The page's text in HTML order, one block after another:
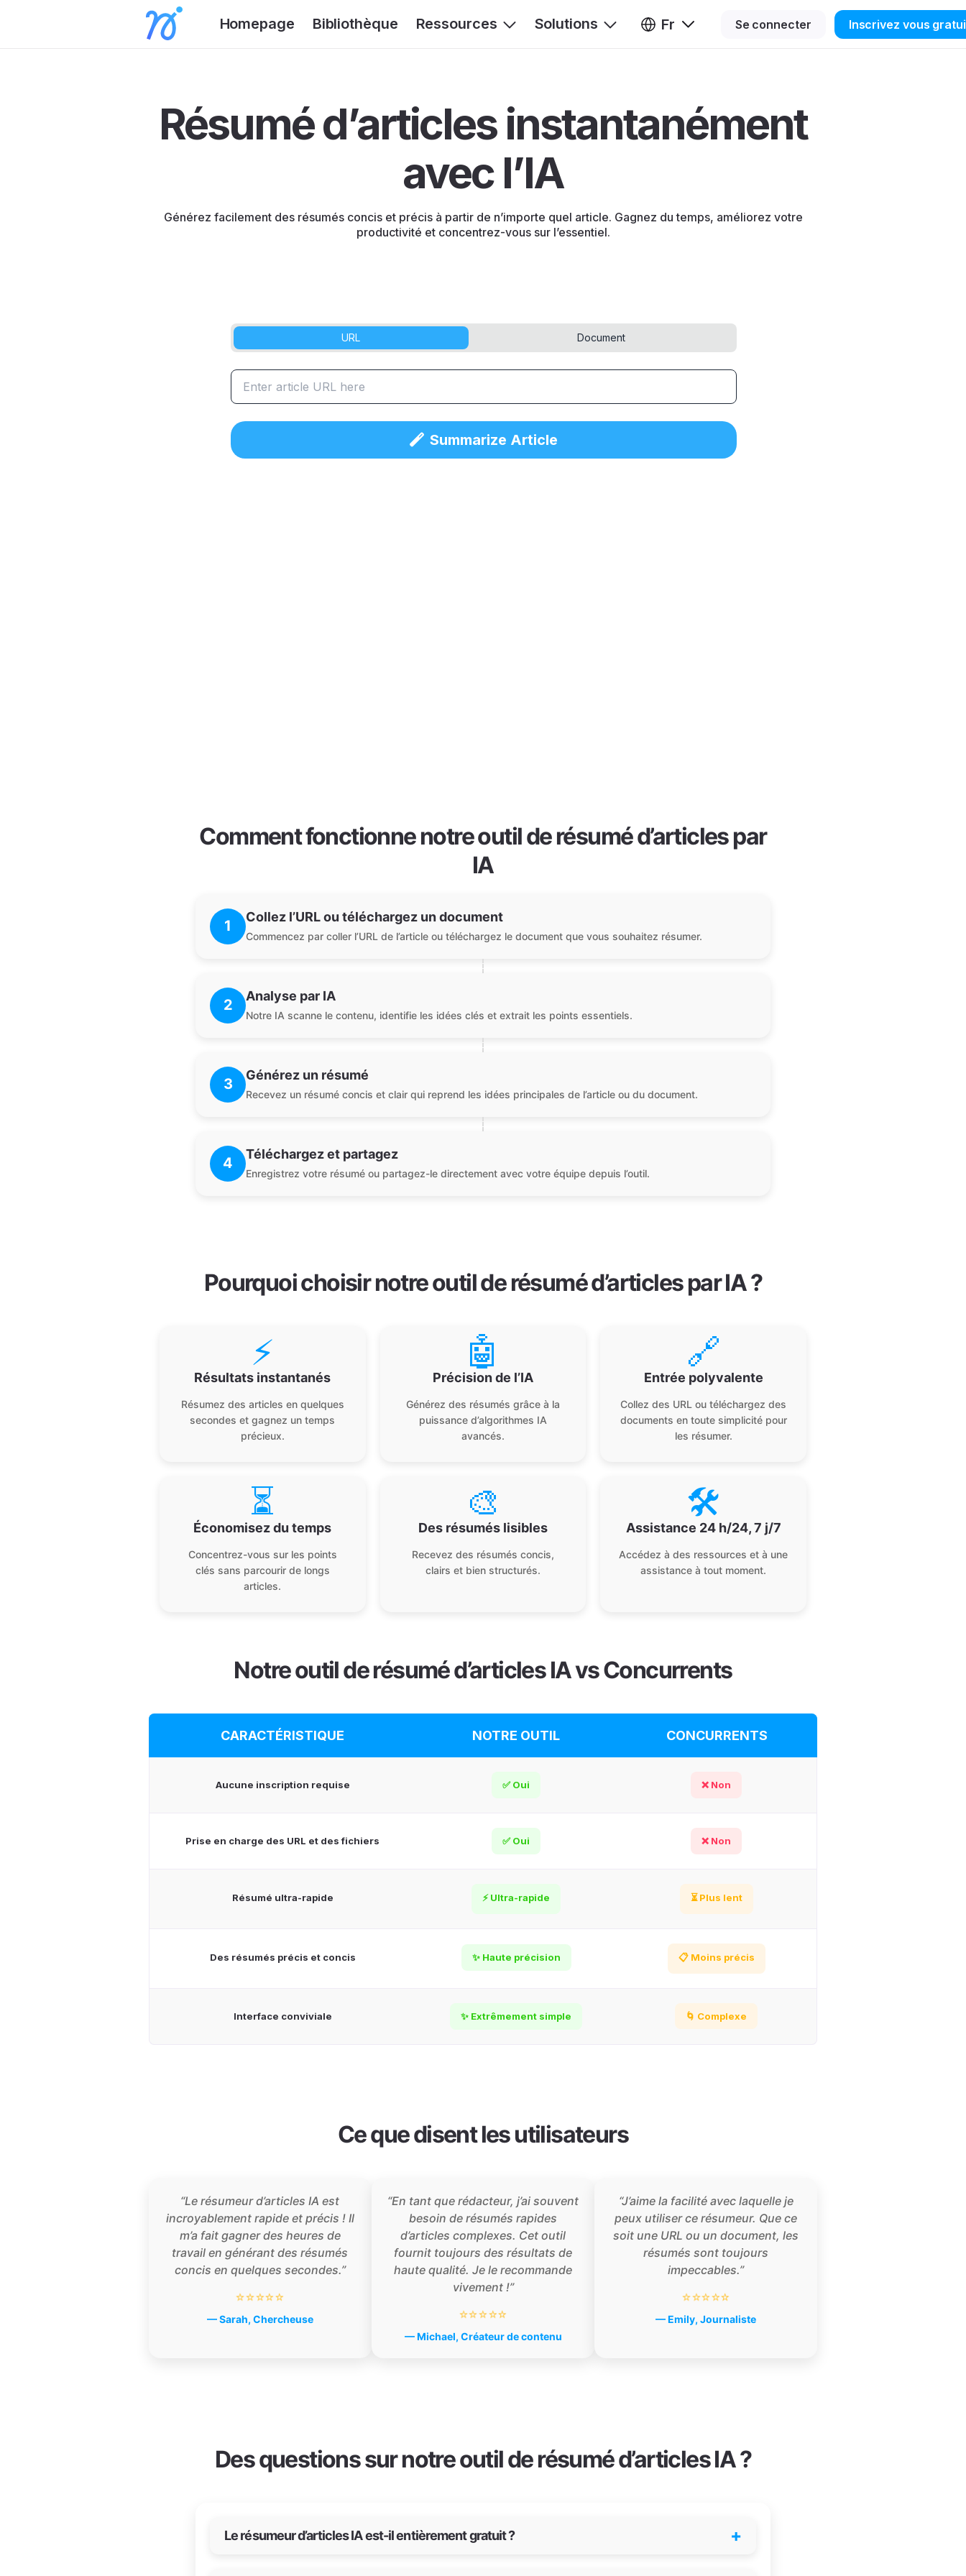
Homepage Bibliothèque Ressources Solutions Fr Se connecter Inscrivez vous
Résumé d’articles instantanément
avec l’IA
Générez facilement des résumés concis et précis à partir de n’importe quel article. Gagnez du temps, améliorez votre
productivité et concentrez-vous sur l’essentiel.
Comment fonctionne notre outil de résumé d’articles par
IA
1
Collez l’URL ou téléchargez un document
Commencez par coller l’URL de l’article ou téléchargez le document que vous souhaitez résumer.
2
Analyse par IA
Notre IA scanne le contenu, identifie les idées clés et extrait les points essentiels.
3
Générez un résumé
Recevez un résumé concis et clair qui reprend les idées principales de l’article ou du document.
4
Téléchargez et partagez
Enregistrez votre résumé ou partagez-le directement avec votre équipe depuis l’outil.
Pourquoi choisir notre outil de résumé d’articles par IA ?
⚡
Résultats instantanés
Résumez des articles en quelques
secondes et gagnez un temps
précieux.
🤖
Précision de l’IA
Générez des résumés grâce à la
puissance d’algorithmes IA
avancés.
🔗
Entrée polyvalente
Collez des URL ou téléchargez des
documents en toute simplicité pour
les résumer.
⏳
Économisez du temps
Concentrez-vous sur les points
clés sans parcourir de longs
articles.
🎨
Des résumés lisibles
Recevez des résumés concis,
clairs et bien structurés.
🛠️
Assistance 24 h/24, 7 j/7
Accédez à des ressources et à une
assistance à tout moment.
Notre outil de résumé d’articles IA vs Concurrents
CARACTÉRISTIQUE NOTRE OUTIL CONCURRENTS
Aucune inscription requise ✅ Oui ❌ Non
Prise en charge des URL et des fichiers ✅ Oui ❌ Non
Résumé ultra-rapide ⚡ Ultra-rapide ⏳ Plus lent
Des résumés précis et concis ✨ Haute précision 📋 Moins précis
Interface conviviale ✨ Extrêmement simple 🌀 Complexe
Ce que disent les utilisateurs
“Le résumeur d’articles IA est
incroyablement rapide et précis ! Il
m’a fait gagner des heures de
travail en générant des résumés
concis en quelques secondes.”
⭐⭐⭐⭐⭐
— Sarah, Chercheuse
“En tant que rédacteur, j’ai souvent
besoin de résumés rapides
d’articles complexes. Cet outil
fournit toujours des résultats de
haute qualité. Je le recommande
vivement !”
⭐⭐⭐⭐⭐
— Michael, Créateur de contenu
“J’aime la facilité avec laquelle je
peux utiliser ce résumeur. Que ce
soit une URL ou un document, les
résumés sont toujours
impeccables.”
⭐⭐⭐⭐⭐
— Emily, Journaliste
Des questions sur notre outil de résumé d’articles IA ?
Le résumeur d’articles IA est-il entièrement gratuit ? +